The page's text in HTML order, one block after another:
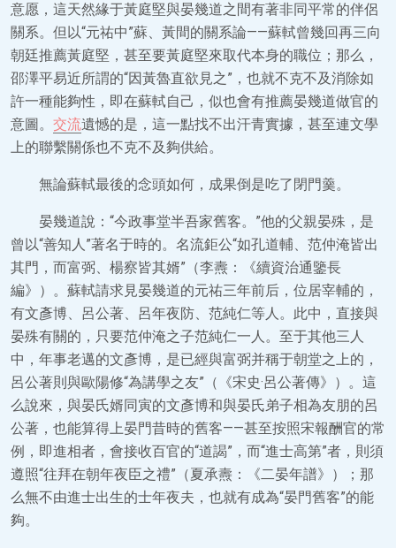
意愿，這天然緣于黃庭堅與晏幾道之間有著非同平常的伴侶
關系。但以“元祐中”蘇、黃間的關系論——蘇軾曾幾回再三向
朝廷推薦黃庭堅，甚至要黃庭堅來取代本身的職位；那么，
邵澤平易近所謂的“因黃魯直欲見之”，也就不克不及消除如
許一種能夠性，即在蘇軾自己，似也會有推薦晏幾道做官的
意圖。 交流遺憾的是，這一點找不出汗青實據，甚至連文學
上的聯繫關係也不克不及夠供給。
無論蘇軾最後的念頭如何，成果倒是吃了閉門羹。
晏幾道說：“今政事堂半吾家舊客。”他的父親晏殊，是
曾以“善知人”著名于時的。名流鉅公“如孔道輔、范仲淹皆出
其門，而富弼、楊察皆其婿”（李燾：《續資治通鑒長
編》）。蘇軾請求見晏幾道的元祐三年前后，位居宰輔的，
有文彥博、呂公著、呂年夜防、范純仁等人。此中，直接與
晏殊有關的，只要范仲淹之子范純仁一人。至于其他三人
中，年事老邁的文彥博，是已經與富弼并稱于朝堂之上的，
呂公著則與歐陽修“為講學之友”（《宋史·呂公著傳》）。這
么說來，與晏氏婿同寅的文彥博和與晏氏弟子相為友朋的呂
公著，也能算得上晏門昔時的舊客——甚至按照宋報酬官的常
例，即進相者，會接收百官的“道謁”，而“進士高第”者，則須
遵照“往拜在朝年夜臣之禮”（夏承燾：《二晏年譜》）；那
么無不由進士出生的士年夜夫，也就有成為“晏門舊客”的能
夠。